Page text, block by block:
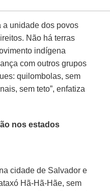
a unidade dos povos
Não há terras
indígena
com outros grupos
quilombolas, sem
sem teto”, enfatiza
nos estados
cidade de Salvador e
Hã-Hã-Hãe, sem